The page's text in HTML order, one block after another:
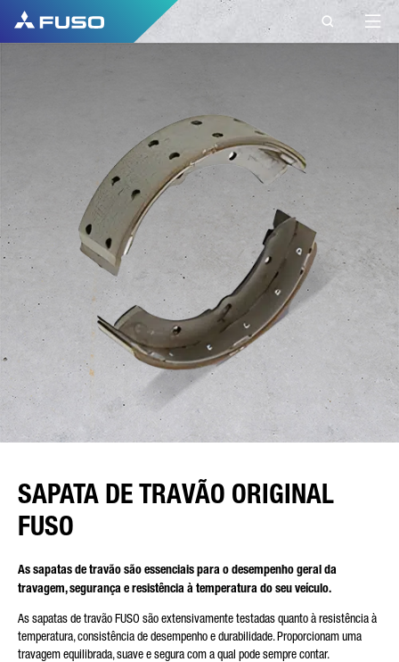
SAPATA DE TRAVÃO ORIGINAL
FUSO
As sapatas de travão são essenciais para o desempenho geral da
travagem, segurança e resistência à temperatura do seu veículo.
As sapatas de travão FUSO são extensivamente testadas quanto à resistência à
temperatura, consistência de desempenho e durabilidade. Proporcionam uma
travagem equilibrada, suave e segura com a qual pode sempre contar.